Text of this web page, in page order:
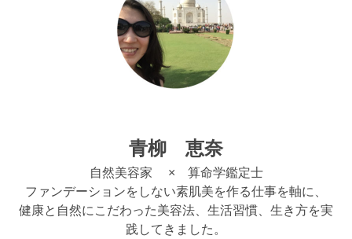
青柳 恵奈
自然美容家 × 算命学鑑定士
ファンデーションをしない素肌美を作る仕事を軸に、
健康と自然にこだわった美容法、生活習慣、生き方を実
践してきました。